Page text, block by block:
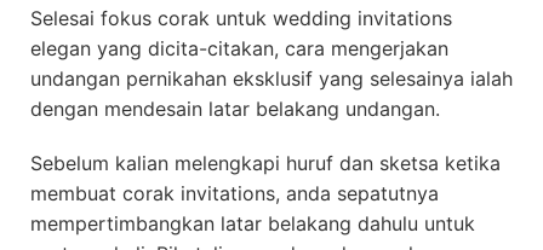
Selesai fokus corak untuk wedding invitations
elegan yang dicita-citakan, cara mengerjakan
undangan pernikahan eksklusif yang selesainya ialah
dengan mendesain latar belakang undangan.
Sebelum kalian melengkapi huruf dan sketsa ketika
membuat corak invitations, anda sepatutnya
mempertimbangkan latar belakang dahulu untuk